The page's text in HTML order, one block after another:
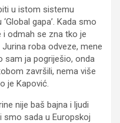
u istom sistemu
gapa’. Kada smo
i odmah se zna tko je
roba odveze, mene
sam ja pogriješio, onda
završili, nema više
je Kapović.
nije baš bajna i ljudi
smo sada u Europskoj